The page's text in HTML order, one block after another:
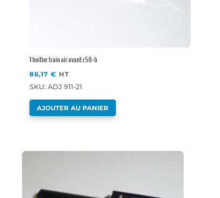
1 boitier train air avant c50-b
86,17 € HT
SKU: ADJ 911-21
AJOUTER AU PANIER